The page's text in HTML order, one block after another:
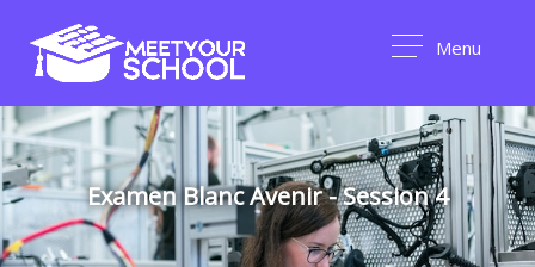
Menu
Examen Blanc Avenir - Session 4